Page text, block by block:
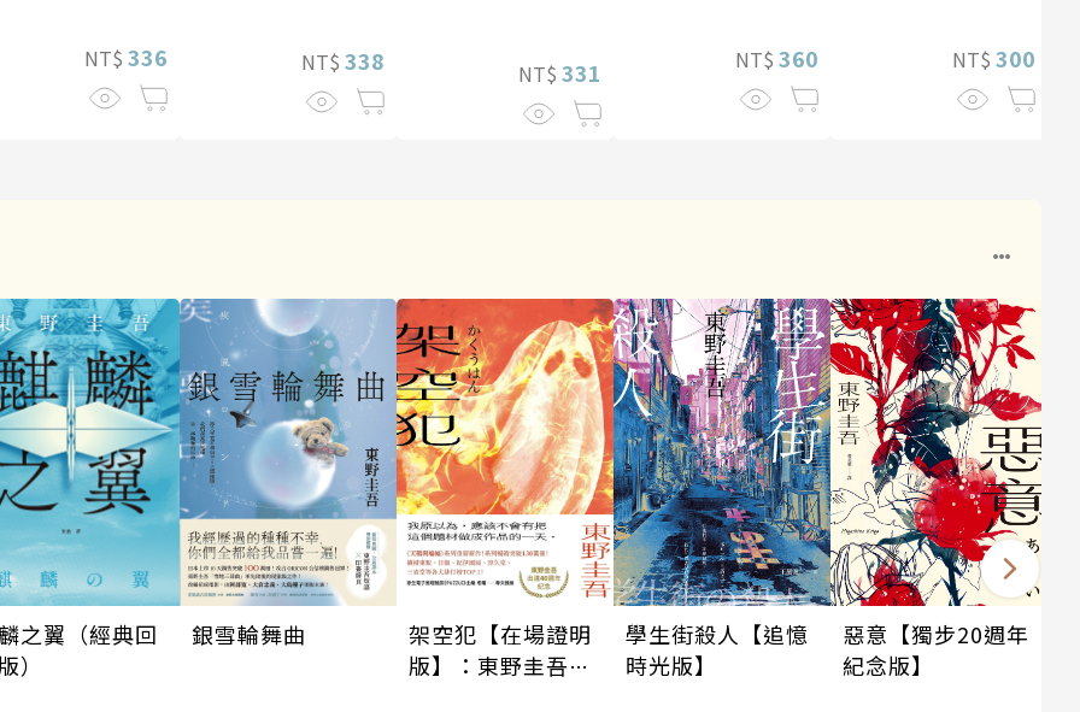
NT$ 336 NT$ 338 NT$ 331 NT$ 360 NT$ 300
之翼（經典回
）
銀雪輪舞曲
架空犯【在場證明
版】：東野圭吾出
學生街殺人【追憶
時光版】
惡意【獨步20週年
紀念版】